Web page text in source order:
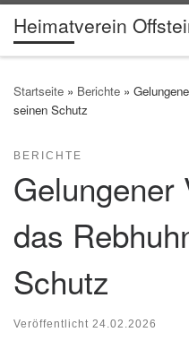
Zum Inhalt springen
Heimatverein
Startseite » Berichte »
seinen Schutz
BERICHTE
Gelungener
das
Schutz
Veröffentlicht 24.02.2026